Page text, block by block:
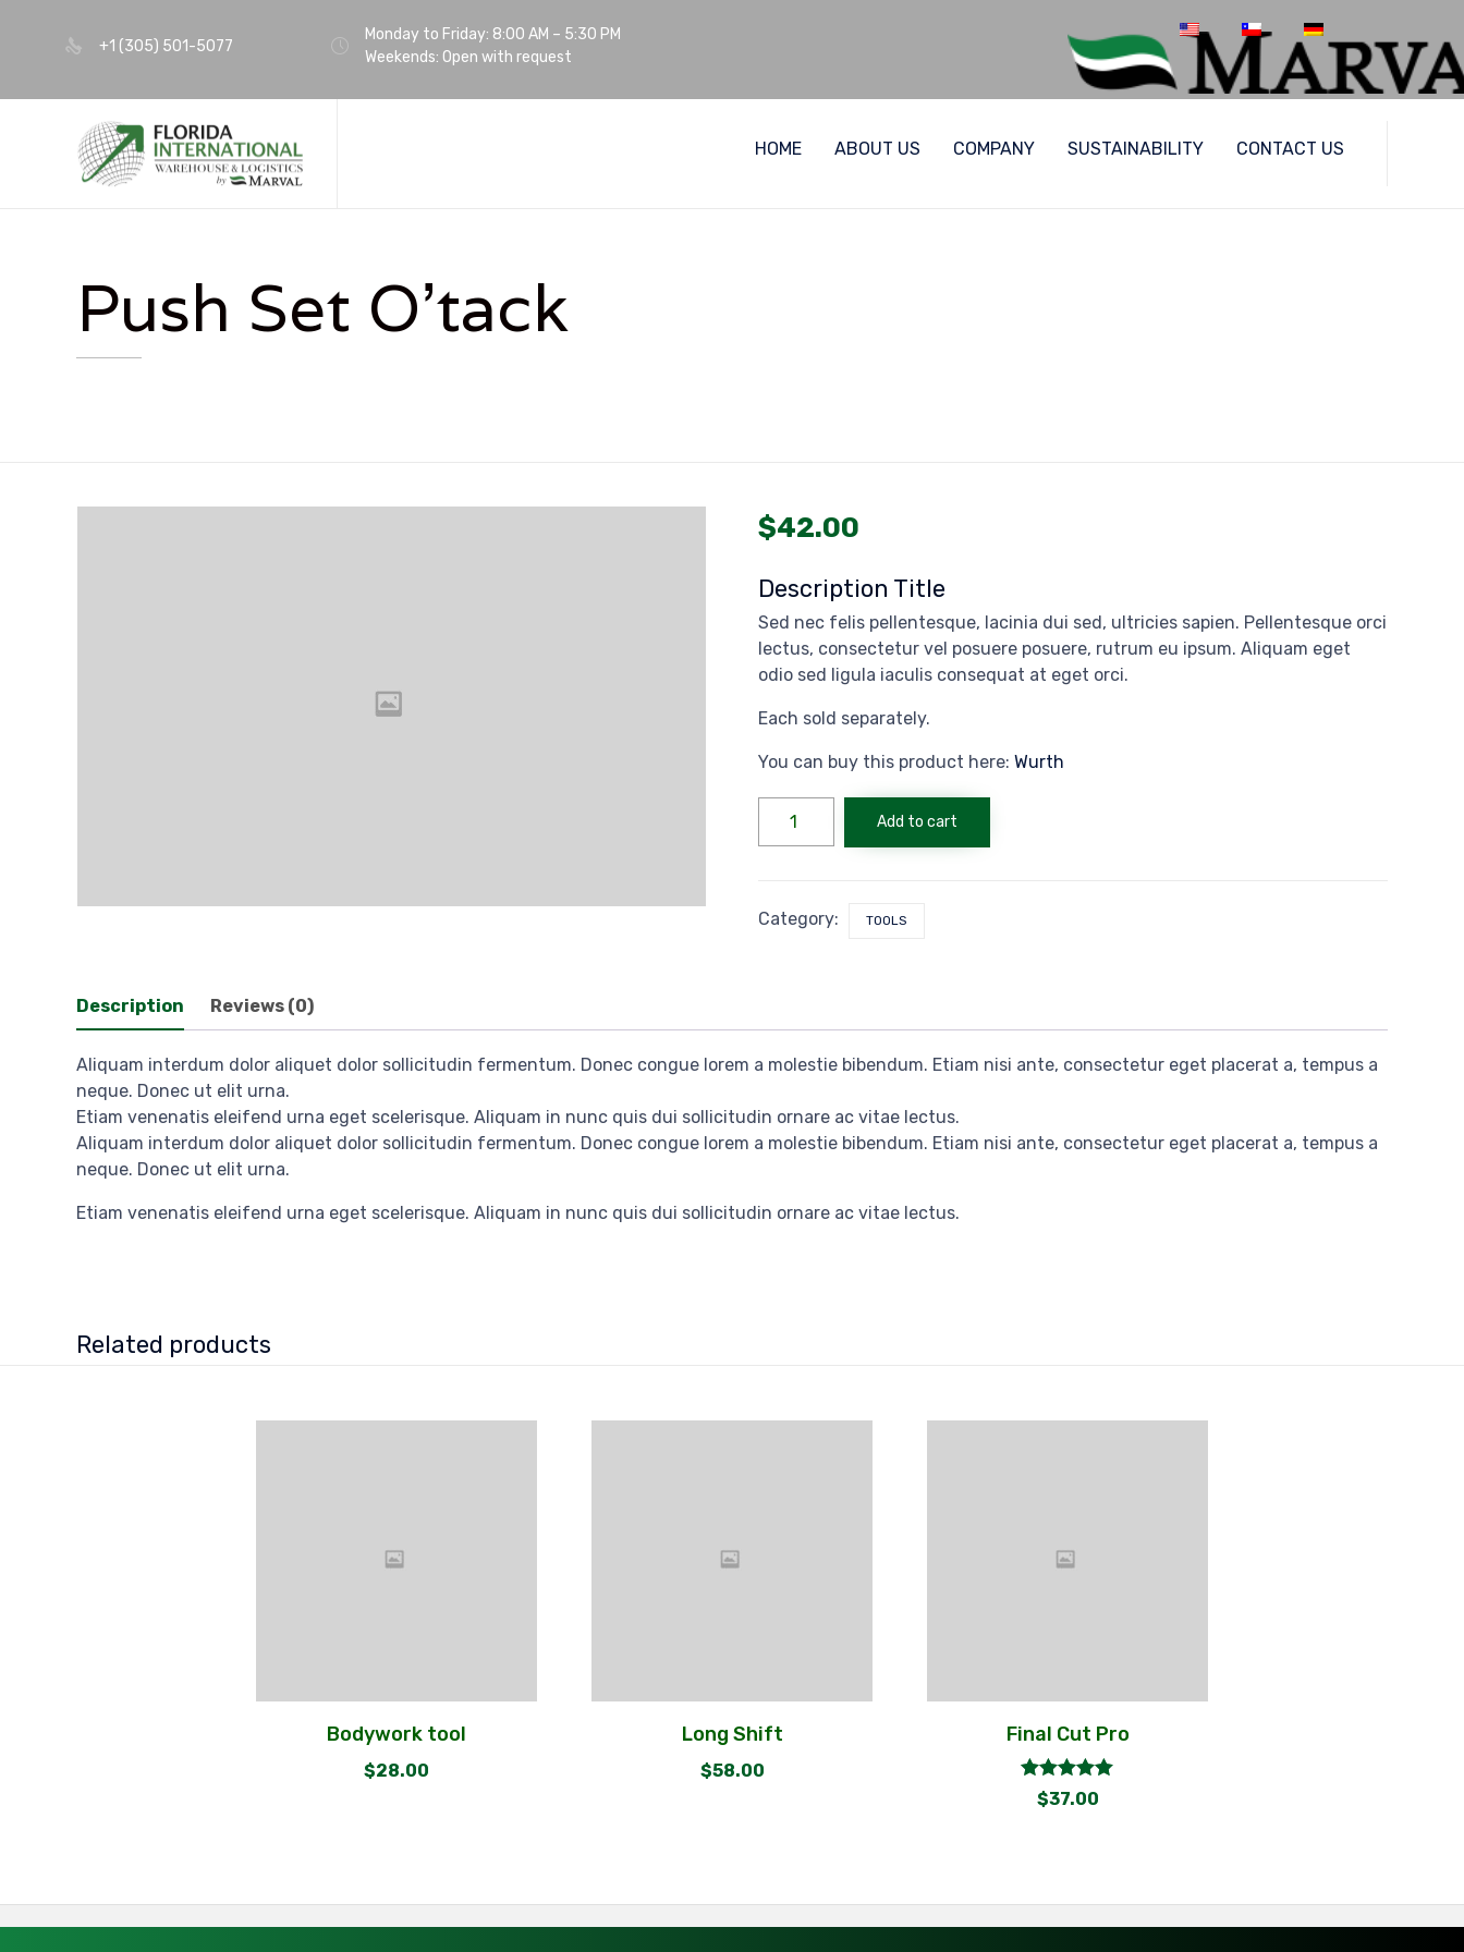
+1 (305) 501-5077
Monday to Friday: 8:00 AM – 5:30 PM
Weekends: Open with request
HOME ABOUT US COMPANY SUSTAINABILITY CONTACT US
Push Set O’tack
$42.00
Description Title
Sed nec felis pellentesque, lacinia dui sed, ultricies sapien. Pellentesque orci
lectus, consectetur vel posuere posuere, rutrum eu ipsum. Aliquam eget
odio sed ligula iaculis consequat at eget orci.
Each sold separately.
You can buy this product here:Wurth
O'tack
Add to cart
Category: TOOLS
Description Reviews (0)
Aliquam interdum dolor aliquet dolor sollicitudin fermentum. Donec congue lorem a molestie bibendum. Etiam nisi ante, consectetur eget placerat a, tempus a
neque. Donec ut elit urna.
Etiam venenatis eleifend urna eget scelerisque. Aliquam in nunc quis dui sollicitudin ornare ac vitae lectus.
Aliquam interdum dolor aliquet dolor sollicitudin fermentum. Donec congue lorem a molestie bibendum. Etiam nisi ante, consectetur eget placerat a, tempus a
neque. Donec ut elit urna.
Etiam venenatis eleifend urna eget scelerisque. Aliquam in nunc quis dui sollicitudin ornare ac vitae lectus.
Related products
Bodywork tool
$28.00
Long Shift
$58.00
Final Cut Pro
5.00
out$37.00